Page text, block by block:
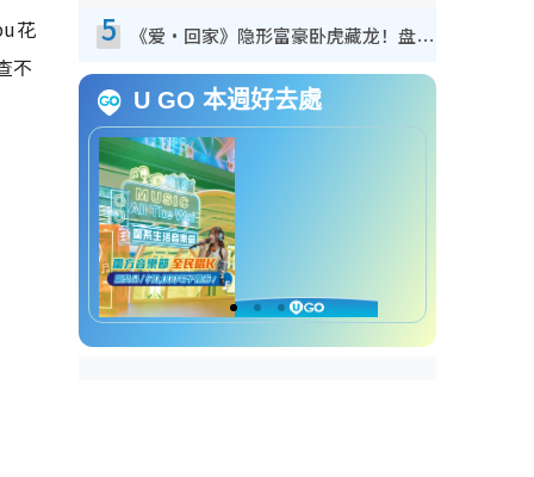
花
不
5 《爱·回家》隐形富豪卧虎藏龙！盘点12位财气逼人的有钱艺人：这位美女3亿身家不愁做
U GO 本週好去處